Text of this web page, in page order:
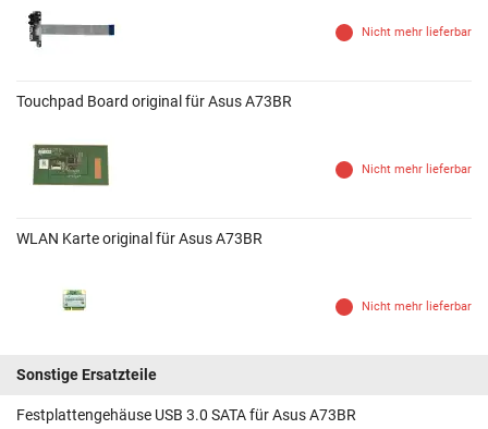
Nicht mehr lieferbar
Touchpad Board original für Asus A73BR
Nicht mehr lieferbar
WLAN Karte original für Asus A73BR
Nicht mehr lieferbar
Sonstige Ersatzteile
Festplattengehäuse USB 3.0 SATA für Asus A73BR